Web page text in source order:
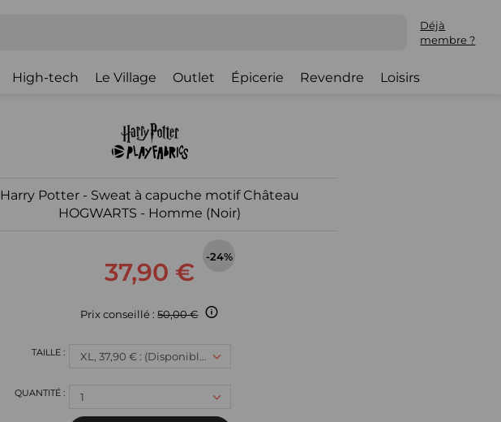
Déjà
membre ?
High-tech Le Village Outlet Épicerie Revendre Loisirs
Harry Potter - Sweat à capuche motif Château
HOGWARTS - Homme (Noir)
37,90 €
-24%
Prix conseillé :50,00 €
XL, 37,90 € : (Disponible)
1